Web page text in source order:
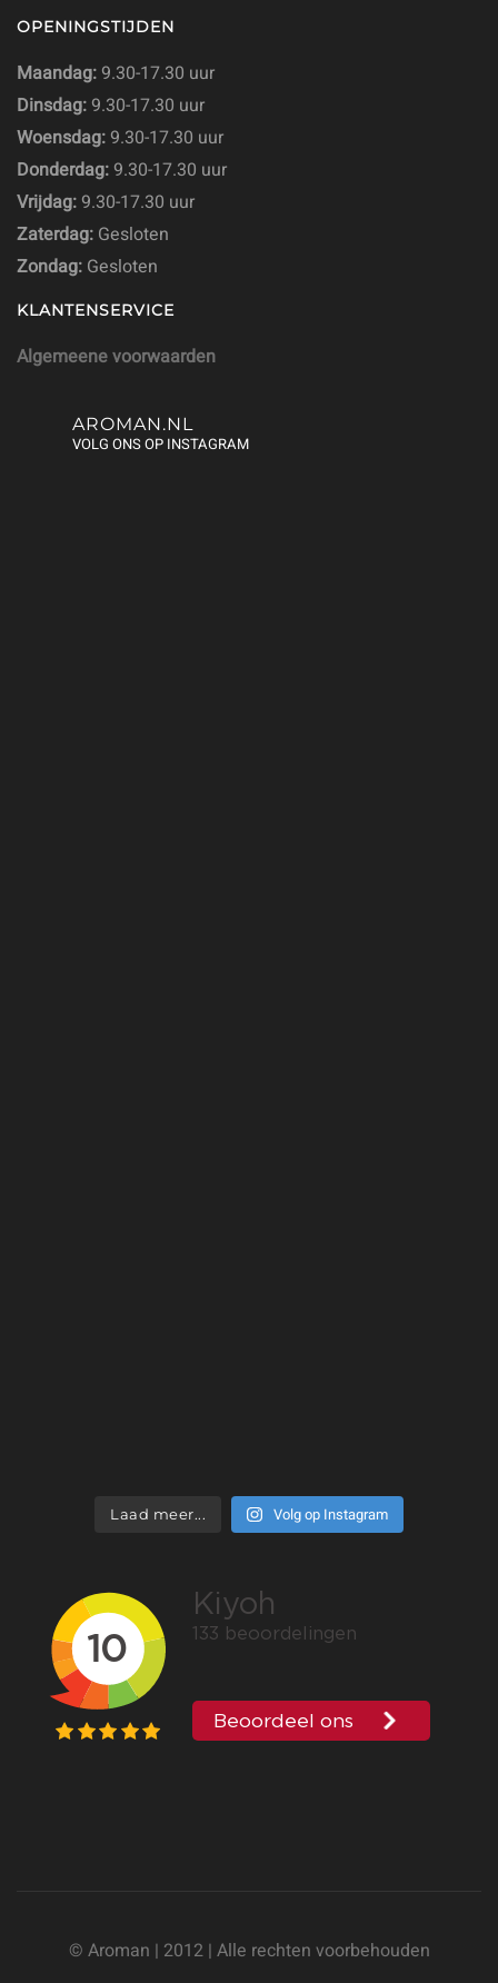
OPENINGSTIJDEN
Maandag: 9.30-17.30 uur
Dinsdag: 9.30-17.30 uur
Woensdag: 9.30-17.30 uur
Donderdag: 9.30-17.30 uur
Vrijdag: 9.30-17.30 uur
Zaterdag: Gesloten
Zondag: Gesloten
KLANTENSERVICE
Algemeene voorwaarden
AROMAN.NL
VOLG ONS OP INSTAGRAM
Laad meer... Volg op Instagram
© Aroman | 2012 | Alle rechten voorbehouden